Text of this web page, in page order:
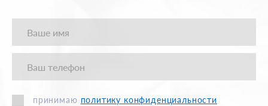
принимаю политику конфиденциальности